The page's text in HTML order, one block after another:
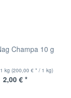
Champa 10 g
kg (200,00 € * / 1 kg)
2,00 € *